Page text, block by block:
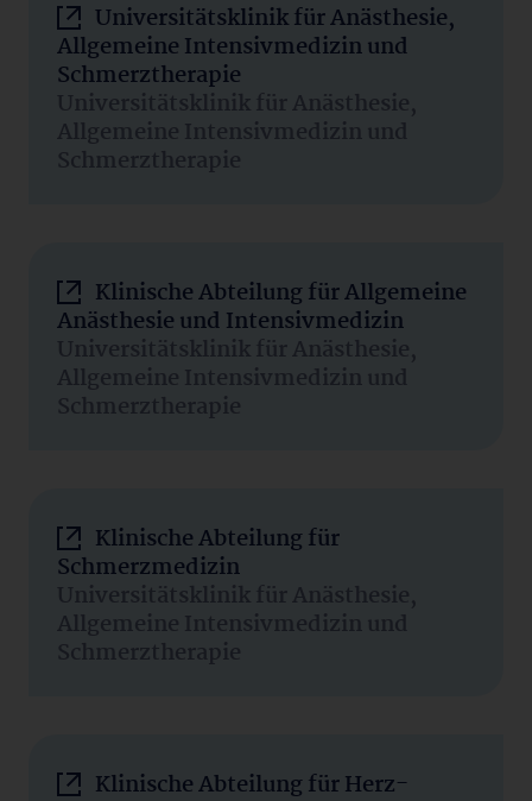
Universitätsklinik für Anästhesie,
Allgemeine Intensivmedizin und
Schmerztherapie
Universitätsklinik für Anästhesie,
Allgemeine Intensivmedizin und
Schmerztherapie
Klinische Abteilung für Allgemeine
Anästhesie und Intensivmedizin
Universitätsklinik für Anästhesie,
Allgemeine Intensivmedizin und
Schmerztherapie
Klinische Abteilung für
Schmerzmedizin
Universitätsklinik für Anästhesie,
Allgemeine Intensivmedizin und
Schmerztherapie
Klinische Abteilung für Herz-